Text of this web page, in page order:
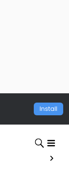
Install